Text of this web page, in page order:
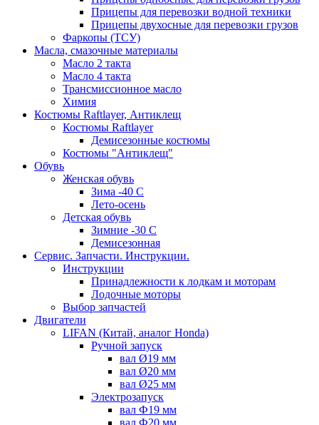
Прицепы для перевозки водной техники
Прицепы двухосные для перевозки грузов
Фаркопы (ТСУ)
Масла, смазочные материалы
Масло 2 такта
Масло 4 такта
Трансмиссионное масло
Химия
Костюмы Raftlayer, Антиклещ
Костюмы Raftlayer
Демисезонные костюмы
Костюмы "Антиклещ"
Обувь
Женская обувь
Зима -40 С
Лето-осень
Детская обувь
Зимние -30 С
Демисезонная
Сервис. Запчасти. Инструкции.
Инструкции
Принадлежности к лодкам и моторам
Лодочные моторы
Выбор запчастей
Двигатели
LIFAN (Китай, аналог Honda)
Ручной запуск
вал Ø19 мм
вал Ø20 мм
вал Ø25 мм
Электрозапуск
вал Ф19 мм
вал Ф20 мм